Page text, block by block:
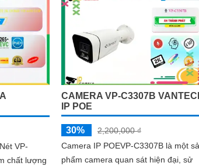
VP-
chất lượng
CAMERA VP-C3307B
IP POE
30%
2,200,000 ₫
Camera IP POEVP-C3307B là một
phẩm camera quan sát hiện đại, sử